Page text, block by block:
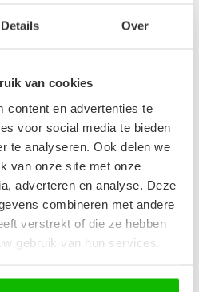
Details Over
van cookies
content en advertenties te
voor social media te bieden
te analyseren. Ook delen we
van onze site met onze
adverteren en analyse. Deze
combineren met andere
verstrekt of die ze hebben
gebruik van hun services.
Deze advertenties worden
en externe adverteerders.
Doel
Gebruikt door
Facebook om een
reeks
advertentieproducten
te leveren, zoals
realtime bieden van
externe adverteerders.
3
maande
n
Gebruikt door Google
3